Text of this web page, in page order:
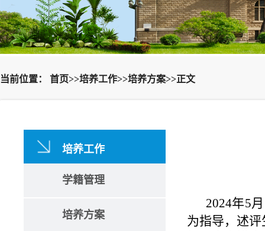
当前位置： 首页>>培养工作>>培养方案>>正文
培养工作
学籍管理
培养方案
2024年5
为指导，述